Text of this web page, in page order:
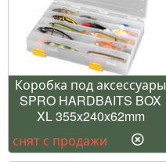
Коробка под аксессуары
SPRO HARDBAITS BOX
XL 355x240x62mm
снят с продажи